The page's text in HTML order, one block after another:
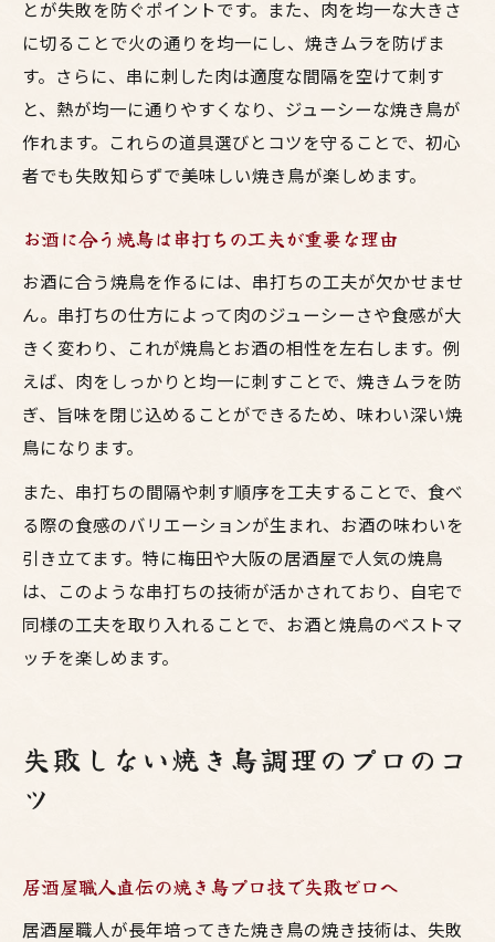
とが失敗を防ぐポイントです。また、肉を均一な大きさ
に切ることで火の通りを均一にし、焼きムラを防げま
す。さらに、串に刺した肉は適度な間隔を空けて刺す
と、熱が均一に通りやすくなり、ジューシーな焼き鳥が
作れます。これらの道具選びとコツを守ることで、初心
者でも失敗知らずで美味しい焼き鳥が楽しめます。
お酒に合う焼鳥は串打ちの工夫が重要な理由
お酒に合う焼鳥を作るには、串打ちの工夫が欠かせませ
ん。串打ちの仕方によって肉のジューシーさや食感が大
きく変わり、これが焼鳥とお酒の相性を左右します。例
えば、肉をしっかりと均一に刺すことで、焼きムラを防
ぎ、旨味を閉じ込めることができるため、味わい深い焼
鳥になります。
また、串打ちの間隔や刺す順序を工夫することで、食べ
る際の食感のバリエーションが生まれ、お酒の味わいを
引き立てます。特に梅田や大阪の居酒屋で人気の焼鳥
は、このような串打ちの技術が活かされており、自宅で
同様の工夫を取り入れることで、お酒と焼鳥のベストマ
ッチを楽しめます。
失敗しない焼き鳥調理のプロのコ
ツ
居酒屋職人直伝の焼き鳥プロ技で失敗ゼロへ
居酒屋職人が長年培ってきた焼き鳥の焼き技術は、失敗